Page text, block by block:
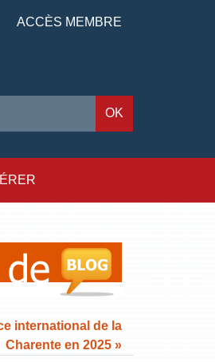
ACCÈS MEMBRE
international de la
Charente en 2025 »